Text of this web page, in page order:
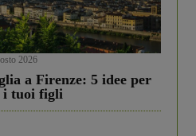
2026
a Firenze: 5 idee per
tuoi figli